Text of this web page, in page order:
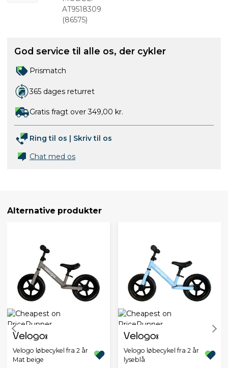
beige
AT9518309
(86575)
God service til alle os, der cykler
Prismatch
365 dages returret
Gratis fragt over 349,00 kr.
Ring til os | Skriv til os
Chat med os
Alternative produkter
Velogo løbecykel fra 2 år
Mat beige
Velogo løbecykel fra 2 år
lyseblå